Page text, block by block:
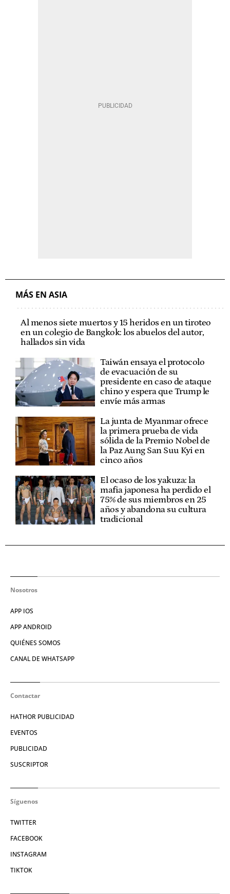
MÁS EN ASIA
Al menos siete muertos y 15 heridos en un tiroteo
en un colegio de Bangkok: los abuelos del autor,
hallados sin vida
Taiwán ensaya el protocolo
de evacuación de su
presidente en caso de ataque
chino y espera que Trump le
envíe más armas
La junta de Myanmar ofrece
la primera prueba de vida
sólida de la Premio Nobel de
la Paz Aung San Suu Kyi en
cinco años
El ocaso de los yakuza: la
mafia japonesa ha perdido el
75% de sus miembros en 25
años y abandona su cultura
tradicional
Nosotros
APP IOS
APP ANDROID
QUIÉNES SOMOS
CANAL DE WHATSAPP
Contactar
HATHOR PUBLICIDAD
EVENTOS
PUBLICIDAD
SUSCRIPTOR
Síguenos
TWITTER
FACEBOOK
INSTAGRAM
TIKTOK